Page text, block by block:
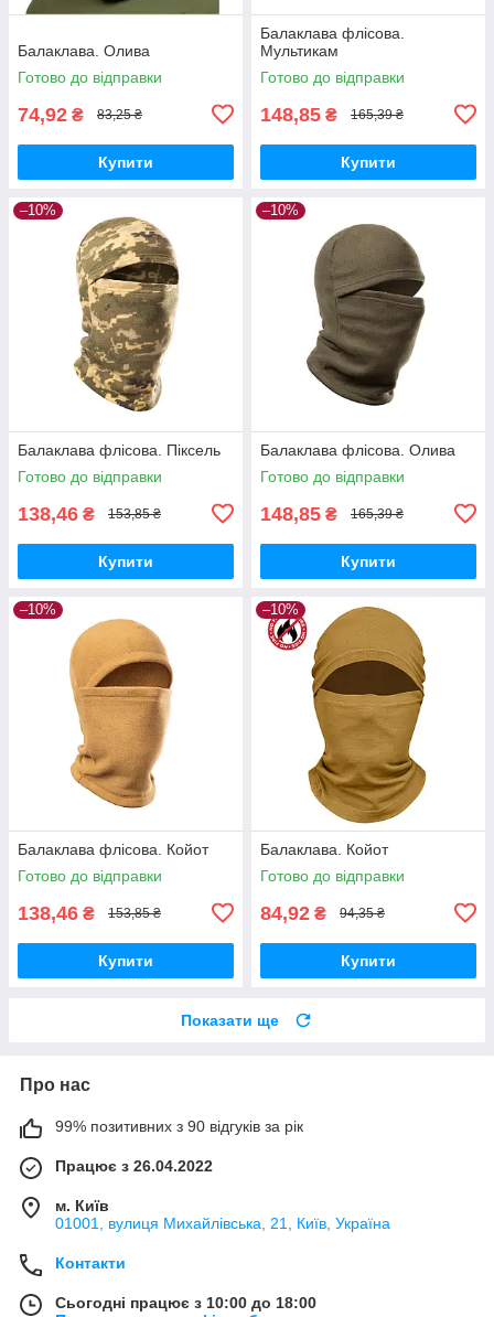
Балаклава. Олива
Готово до відправки
74,92 ₴ 83,25 ₴
Купити
Балаклава флісова.
Мультикам
Готово до відправки
148,85 ₴ 165,39 ₴
Купити
–10%
Балаклава флісова. Піксель
Готово до відправки
138,46 ₴ 153,85 ₴
Купити
–10%
Балаклава флісова. Олива
Готово до відправки
148,85 ₴ 165,39 ₴
Купити
–10%
Балаклава флісова. Койот
Готово до відправки
138,46 ₴ 153,85 ₴
Купити
–10%
Балаклава. Койот
Готово до відправки
84,92 ₴ 94,35 ₴
Купити
Показати ще
Про нас
99% позитивних з 90 відгуків за рік
Працює з 26.04.2022
м. Київ
01001, вулиця Михайлівська, 21, Київ, Україна
Контакти
Сьогодні працює з 10:00 до 18:00